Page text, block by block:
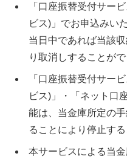
「口座振替受付サー
ビス)」でお申込みい
当日中であれば当該
り取消しすることがで
「口座振替受付サー
ビス)」・「ネット口
能は、当金庫所定の
ることにより停止する
本サービスによる当